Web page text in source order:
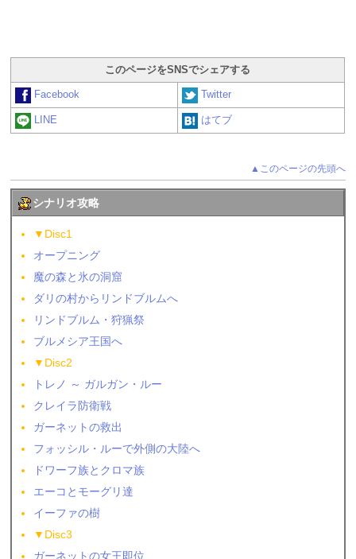
このページをSNSでシェアする
Facebook Twitter
LINE はてブ
▲このページの先頭へ
シナリオ攻略
▼Disc1
オープニング
魔の森と氷の洞窟
ダリの村からリンドブルムへ
リンドブルム・狩猟祭
ブルメシア王国へ
▼Disc2
トレノ ～ ガルガン・ルー
クレイラ防衛戦
ガーネットの救出
フォッシル・ルーで外側の大陸へ
ドワーフ族とクロマ族
エーコとモーグリ達
イーファの樹
▼Disc3
ガーネットの女王即位